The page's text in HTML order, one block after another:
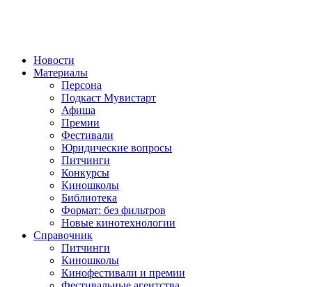
Новости
Материалы
Персона
Подкаст Мувистарт
Афиша
Премии
Фестивали
Юридические вопросы
Питчинги
Конкурсы
Киношколы
Библиотека
Формат: без фильтров
Новые кинотехнологии
Справочник
Питчинги
Киношколы
Кинофестивали и премии